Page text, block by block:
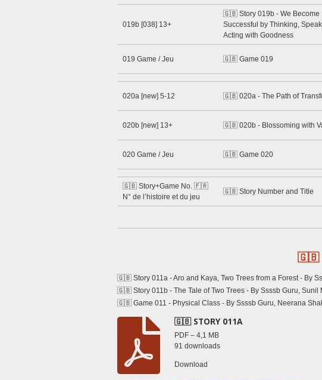
019b [038] 13+
🇬🇧 Story 019b - We Become
Successful by Thinking,
Acting with Goodness
019 Game / Jeu 🇬🇧 Game 019
020a [new] 5-12 🇬🇧 020a - The Path of
020b [new] 13+ 🇬🇧 020b - Blossoming with
020 Game / Jeu 🇬🇧 Game 020
🇬🇧 Story+Game No. 🇫🇷
N° de l’histoire et du jeu
🇬🇧 Story Number and Title
🇬🇧
🇬🇧 Story 011a - Aro and Kaya, Two Trees from a Forest - By
🇬🇧 Story 011b - The Tale of Two Trees - By Ssssb Guru, Sunil
🇬🇧 Game 011 - Physical Class - By Ssssb Guru, Neerana
🇬🇧 STORY 011A
PDF – 4,1 MB
91 downloads
Download